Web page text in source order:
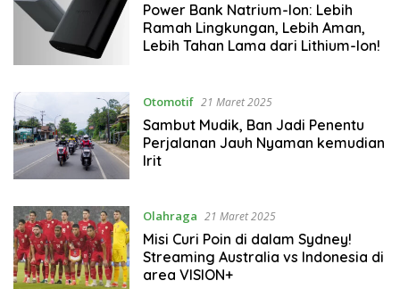
Power Bank Natrium-Ion: Lebih
Ramah Lingkungan, Lebih Aman,
Lebih Tahan Lama dari Lithium-Ion!
Otomotif 21 Maret 2025
Sambut Mudik, Ban Jadi Penentu
Perjalanan Jauh Nyaman kemudian
Irit
Olahraga 21 Maret 2025
Misi Curi Poin di dalam Sydney!
Streaming Australia vs Indonesia di
area VISION+